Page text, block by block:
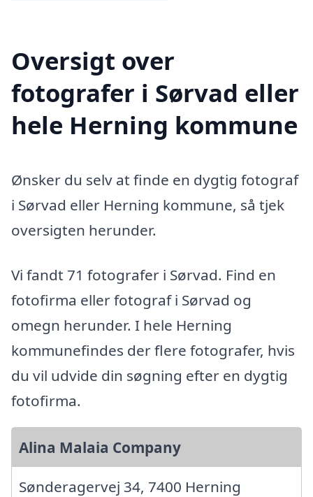
Oversigt over
fotografer i Sørvad eller
hele Herning kommune
Ønsker du selv at finde en dygtig fotograf
i Sørvad eller Herning kommune, så tjek
oversigten herunder.
Vi fandt 71 fotografer i Sørvad. Find en
fotofirma eller fotograf i Sørvad og
omegn herunder. I hele Herning
kommunefindes der flere fotografer, hvis
du vil udvide din søgning efter en dygtig
fotofirma.
Alina Malaia Company
Sønderagervej 34, 7400 Herning